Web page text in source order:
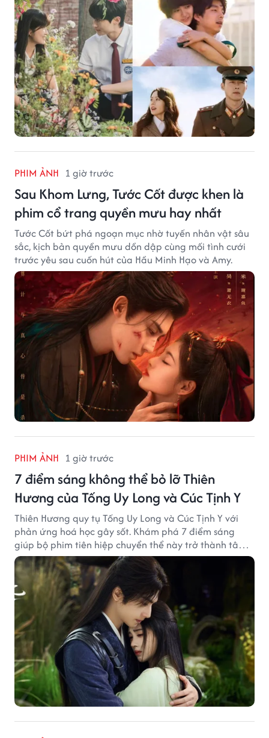
PHIM ẢNH 1 giờ trước
Sau Khom Lưng, Tước Cốt được khen là
phim cổ trang quyền mưu hay nhất
Tước Cốt bứt phá ngoạn mục nhờ tuyến nhân vật sâu
sắc, kịch bản quyền mưu dồn dập cùng mối tình cưới
trước yêu sau cuốn hút của Hầu Minh Hạo và Amy.
PHIM ẢNH 1 giờ trước
7 điểm sáng không thể bỏ lỡ Thiên
Hương của Tống Uy Long và Cúc Tịnh Y
Thiên Hương quy tụ Tống Uy Long và Cúc Tịnh Y với
phản ứng hoá học gây sốt. Khám phá 7 điểm sáng
giúp bộ phim tiên hiệp chuyển thể này trở thành tâm
điểm chú ý.